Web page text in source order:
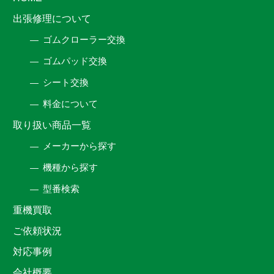
出張修理について
ゴムクローラー交換
ゴムパッド交換
シート交換
料金について
取り扱い商品一覧
メーカーから探す
機種から探す
型番検索
重機買取
ご依頼状況
対応事例